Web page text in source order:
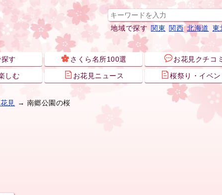
地域で探す 関東 関西 北海道 東
す さくら名所100選 お花見クチコミ
しむ お花見ニュース 桜祭り・イベン
見 → 南郷公園の桜